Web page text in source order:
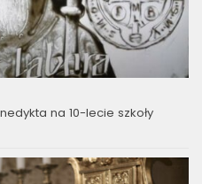
na 10-lecie szkoły